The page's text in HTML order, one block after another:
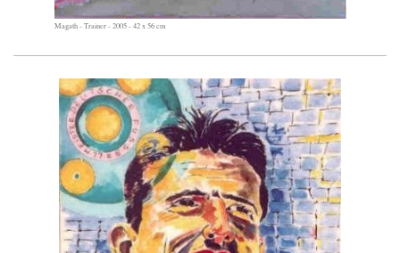
Magath - Trainer - 2005 - 42 x 56 cm